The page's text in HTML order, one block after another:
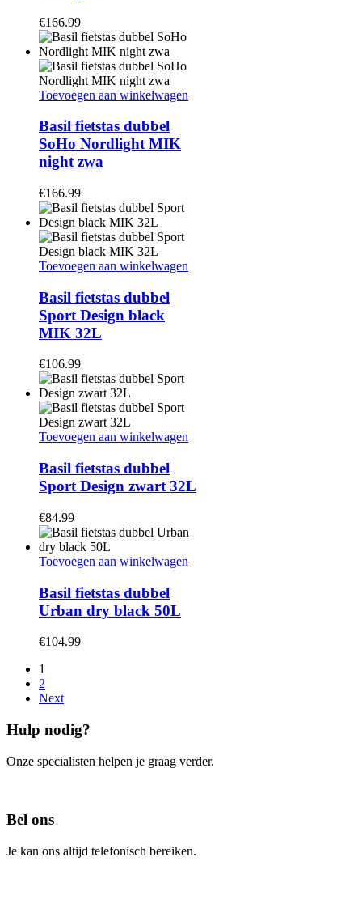
€166.99
Toevoegen aan winkelwagen
Basil fietstas dubbel
SoHo Nordlight MIK
night zwa
€166.99
Toevoegen aan winkelwagen
Basil fietstas dubbel
Sport Design black
MIK 32L
€106.99
Toevoegen aan winkelwagen
Basil fietstas dubbel
Sport Design zwart 32L
€84.99
Toevoegen aan winkelwagen
Basil fietstas dubbel
Urban dry black 50L
€104.99
1
2
Next
Hulp nodig?
Onze specialisten helpen je graag verder.
Bel ons
Je kan ons altijd telefonisch bereiken.